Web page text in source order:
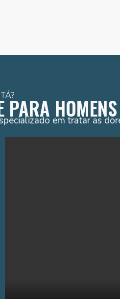
PARA HOMENS
em tratar as